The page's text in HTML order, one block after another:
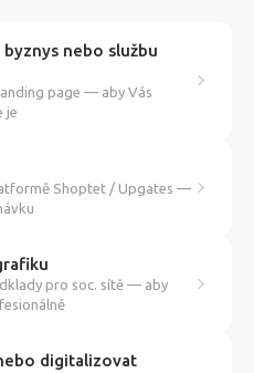
nebo službu
page — aby Vás
je
Shoptet / Upgates —
pro soc. sítě — aby
digitalizovat